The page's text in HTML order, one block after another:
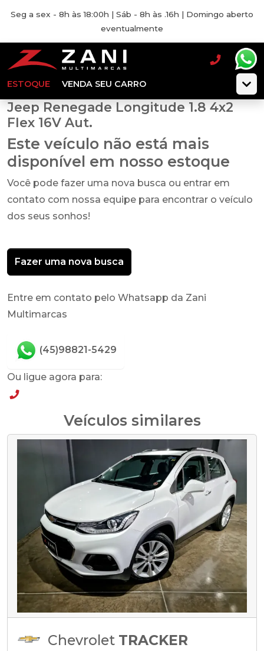
Seg a sex - 8h às 18:00h | Sáb - 8h às .16h | Domingo aberto
eventualmente
ESTOQUE VENDA SEU CARRO
Jeep Renegade Longitude 1.8 4x2
Flex 16V Aut.
Este veículo não está mais
disponível em nosso estoque
Você pode fazer uma nova busca ou entrar em
contato com nossa equipe para encontrar o veículo
dos seus sonhos!
Fazer uma nova busca
Entre em contato pelo Whatsapp da Zani
Multimarcas
(45)98821-5429
Ou ligue agora para:
Veículos similares
Chevrolet TRACKER